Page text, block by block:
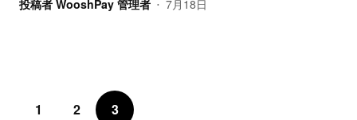
投稿者 WooshPay 管理者 • 7月18日
1 2 3